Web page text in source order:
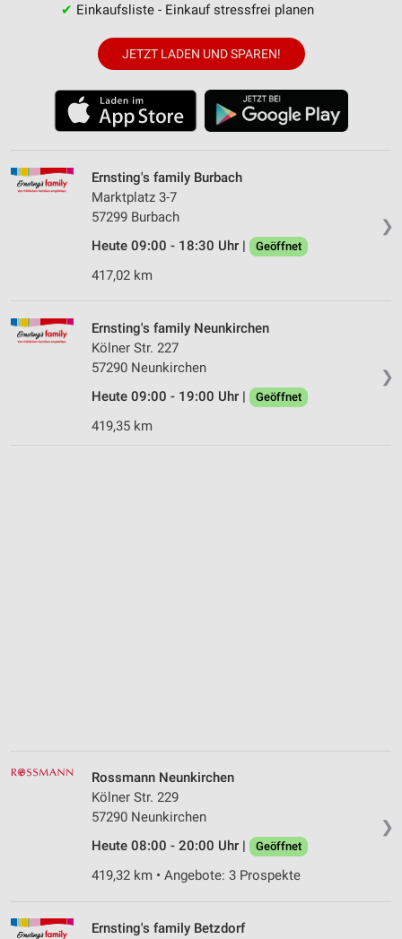
✔ Einkaufsliste - Einkauf stressfrei planen
JETZT LADEN UND SPAREN!
❯
Ernsting's family Burbach
Marktplatz 3-7
57299 Burbach
Heute 09:00 - 18:30 Uhr |
Geöffnet
417,02 km
❯
Ernsting's family Neunkirchen
Kölner Str. 227
57290 Neunkirchen
Heute 09:00 - 19:00 Uhr |
Geöffnet
419,35 km
❯
Rossmann Neunkirchen
Kölner Str. 229
57290 Neunkirchen
Heute 08:00 - 20:00 Uhr |
Geöffnet
419,32 km • Angebote: 3 Prospekte
Ernsting's family Betzdorf